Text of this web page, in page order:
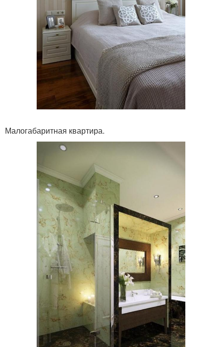
Малогабаритная квартира.